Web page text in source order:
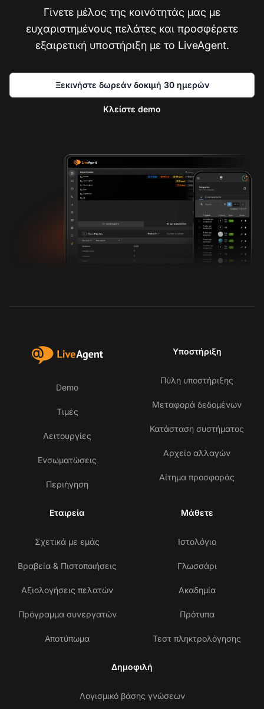
Γίνετε μέλος της κοινότητάς μας με
ευχαριστημένους πελάτες και προσφέρετε
εξαιρετική υποστήριξη με το LiveAgent.
Ξεκινήστε δωρεάν δοκιμή 30 ημερών
Κλείστε demo
Demo
Τιμές
Λειτουργίες
Ενσωματώσεις
Περιήγηση
Υποστήριξη
Πύλη υποστήριξης
Μεταφορά δεδομένων
Κατάσταση συστήματος
Αρχείο αλλαγών
Αίτημα προσφοράς
Εταιρεία
Σχετικά με εμάς
Βραβεία & Πιστοποιήσεις
Αξιολογήσεις πελατών
Πρόγραμμα συνεργατών
Αποτύπωμα
Μάθετε
Ιστολόγιο
Γλωσσάρι
Ακαδημία
Πρότυπα
Τεστ πληκτρολόγησης
Δημοφιλή
Λογισμικό βάσης γνώσεων